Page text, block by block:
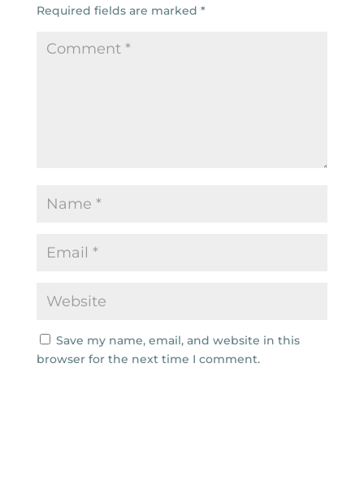
Required fields are marked *
Save my name, email, and website in this
browser for the next time I comment.